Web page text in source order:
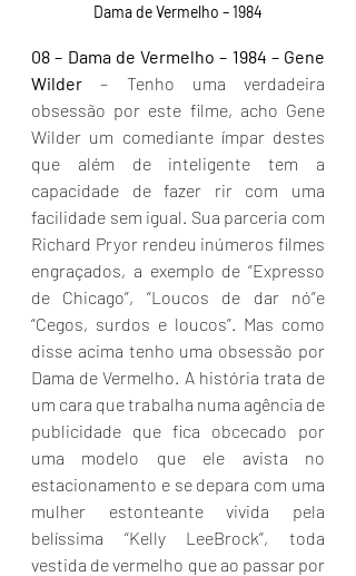
Dama de Vermelho – 1984
08 – Dama de Vermelho – 1984 – Gene
Wilder – Tenho uma verdadeira
obsessão por este filme, acho Gene
Wilder um comediante ímpar destes
que além de inteligente tem a
capacidade de fazer rir com uma
facilidade sem igual. Sua parceria com
Richard Pryor rendeu inúmeros filmes
engraçados, a exemplo de “Expresso
de Chicago”, “Loucos de dar nó”e
“Cegos, surdos e loucos”. Mas como
disse acima tenho uma obsessão por
Dama de Vermelho. A história trata de
um cara que trabalha numa agência de
publicidade que fica obcecado por
uma modelo que ele avista no
estacionamento e se depara com uma
mulher estonteante vivida pela
belíssima “Kelly LeeBrock”, toda
vestida de vermelho que ao passar por